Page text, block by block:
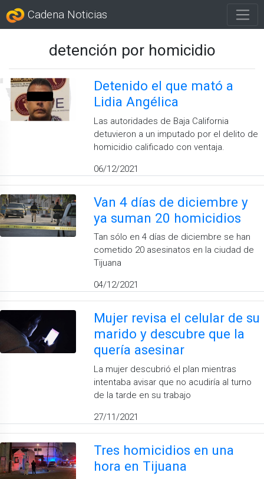
Cadena Noticias
detención por homicidio
Detenido el que mató a
Lidia Angélica
Las autoridades de Baja California
detuvieron a un imputado por el delito de
homicidio calificado con ventaja.
06/12/2021
Van 4 días de diciembre y
ya suman 20 homicidios
Tan sólo en 4 días de diciembre se han
cometido 20 asesinatos en la ciudad de
Tijuana
04/12/2021
Mujer revisa el celular de su
marido y descubre que la
quería asesinar
La mujer descubrió el plan mientras
intentaba avisar que no acudiría al turno
de la tarde en su trabajo
27/11/2021
Tres homicidios en una
hora en Tijuana